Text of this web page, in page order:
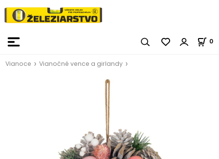
0
Vianoce Vianočné vence a girlandy